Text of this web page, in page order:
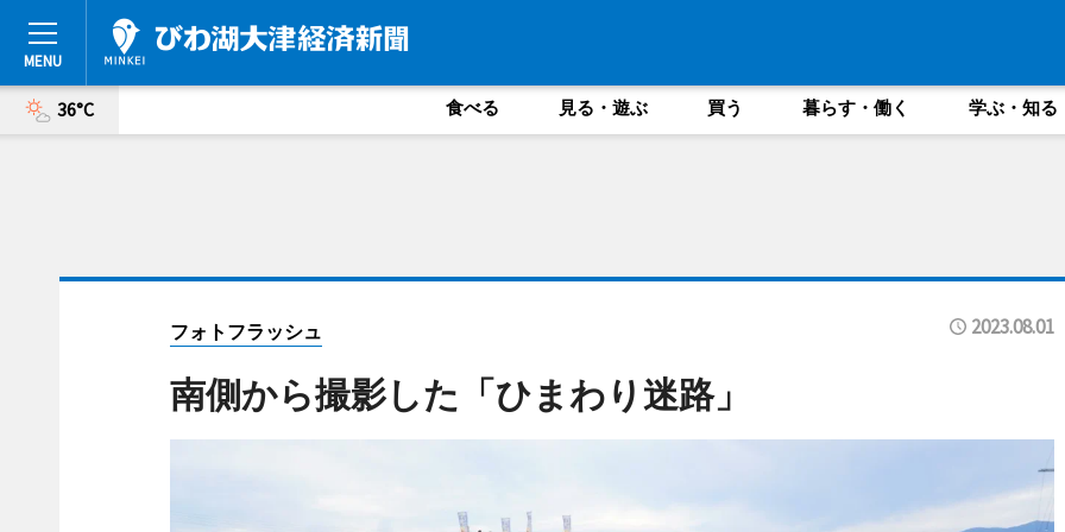
36°C 食べる 見る・遊ぶ 買う 暮らす・働く 学ぶ・知る
フォトフラッシュ 2023.08.01
南側から撮影した「ひまわり迷路」